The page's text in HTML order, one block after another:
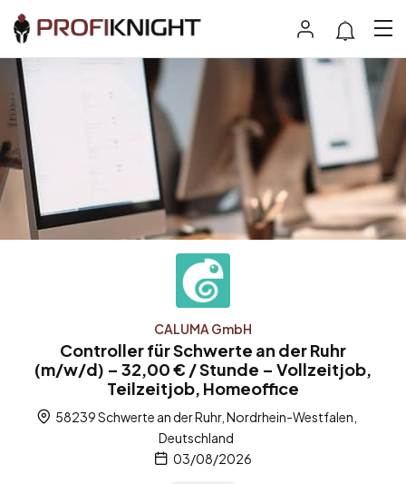
CALUMA GmbH
Controller für Schwerte an der Ruhr
(m/w/d) – 32,00 € / Stunde – Vollzeitjob,
Teilzeitjob, Homeoffice
58239 Schwerte an der Ruhr, Nordrhein-Westfalen,
Deutschland
03/08/2026